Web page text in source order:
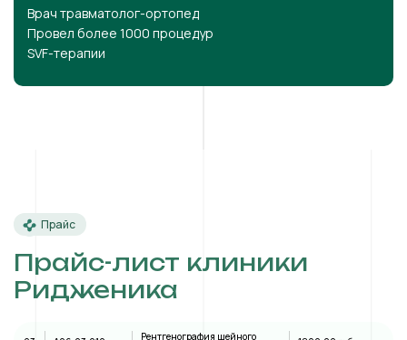
Врач травматолог-ортопед
Провел более 1000 процедур
SVF-терапии
Прайс
Прайс-лист клиники
Ридженика
Рентгенография шейного